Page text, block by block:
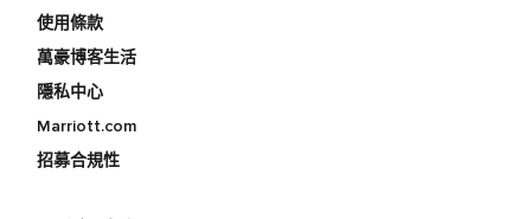
使用條款
萬豪博客生活
隱私中心
Marriott.com
招募合規性